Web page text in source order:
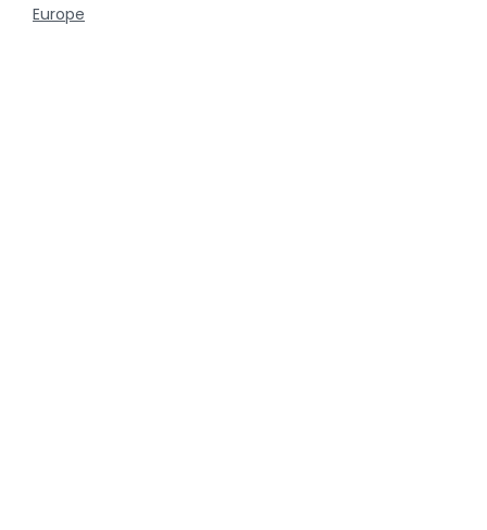
Europe